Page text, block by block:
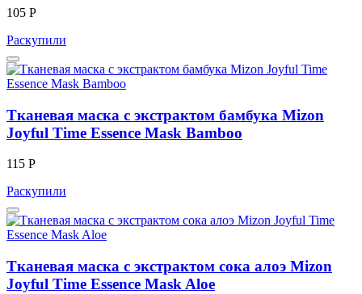
105 Р
Раскупили
Тканевая маска с экстрактом бамбука Mizon
Joyful Time Essence Mask Bamboo
115 Р
Раскупили
Тканевая маска с экстрактом сока алоэ Mizon
Joyful Time Essence Mask Aloe